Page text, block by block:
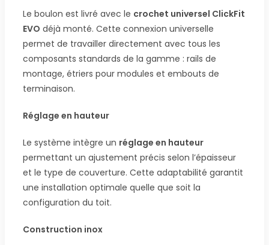
Le boulon est livré avec le crochet universel ClickFit
EVO déjà monté. Cette connexion universelle
permet de travailler directement avec tous les
composants standards de la gamme : rails de
montage, étriers pour modules et embouts de
terminaison.
Réglage en hauteur
Le système intègre un réglage en hauteur
permettant un ajustement précis selon l’épaisseur
et le type de couverture. Cette adaptabilité garantit
une installation optimale quelle que soit la
configuration du toit.
Construction inox